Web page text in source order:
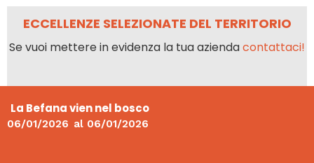
ECCELLENZE SELEZIONATE DEL TERRITORIO
Se vuoi mettere in evidenza la tua aziendacontattaci!
La Befana vien nel bosco
06/01/2026 al 06/01/2026